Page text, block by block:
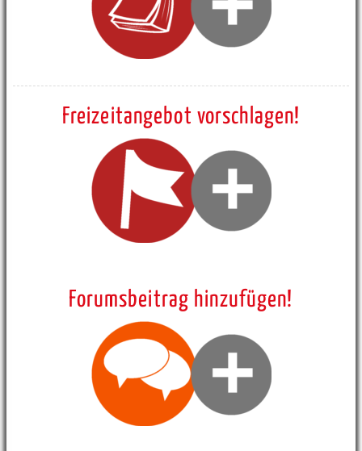
Freizeitangebot vorschlagen!
Forumsbeitrag hinzufügen!